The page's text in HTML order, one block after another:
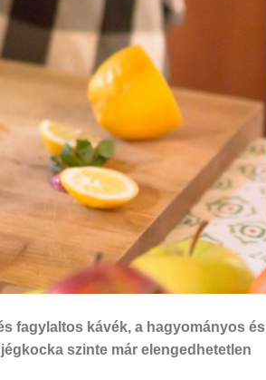
fagylaltos kávék, a hagyományos és
szinte már elengedhetetlen